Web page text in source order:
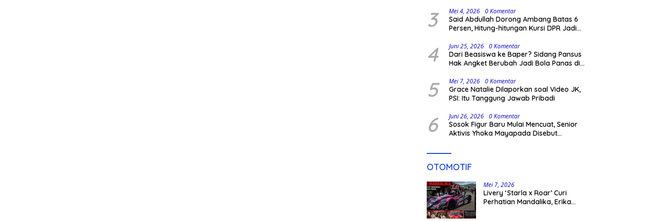
3 Mei 4, 2026 0 Komentar
Said Abdullah Dorong Ambang Batas 6
Persen, Hitung-hitungan Kursi DPR Jadi
4 Juni 25, 2026 0 Komentar
Dari Beasiswa ke Baper? Sidang Pansus
Hak Angket Berubah Jadi Bola Panas di
5 Mei 7, 2026 0 Komentar
Grace Natalie Dilaporkan soal Video JK,
PSI: Itu Tanggung Jawab Pribadi
6 Juni 26, 2026 0 Komentar
Sosok Figur Baru Mulai Mencuat, Senior
Aktivis Yhoka Mayapada Disebut
pada Pilkada 2029
OTOMOTIF
Mei 7, 2026
Livery ‘Starla x Roar’ Curi
Perhatian Mandalika, Erika